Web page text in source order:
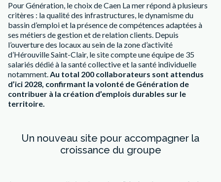
Pour Génération, le choix de Caen La mer répond à plusieurs
critères : la qualité des infrastructures, le dynamisme du
bassin d’emploi et la présence de compétences adaptées à
ses métiers de gestion et de relation clients. Depuis
l’ouverture des locaux au sein de la zone d’activité
d’Hérouville Saint-Clair, le site compte une équipe de 35
salariés dédié à la santé collective et la santé individuelle
notamment.Au total 200 collaborateurs sont attendus
d’ici 2028, confirmant la volonté de Génération de
contribuer à la création d’emplois durables sur le
territoire.
Un nouveau site pour accompagner la
croissance du groupe